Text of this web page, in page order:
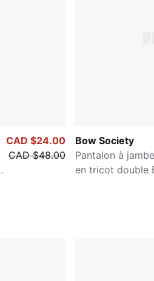
CAD $24.00
CAD $48.00
Bow Society
Pantalon à
en tricot double